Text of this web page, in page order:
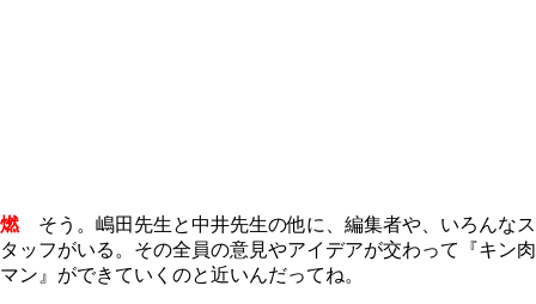
燃そう。嶋田先生と中井先生の他に、編集者や、いろんなス
タッフがいる。その全員の意見やアイデアが交わって『キン肉
マン』ができていくのと近いんだってね。